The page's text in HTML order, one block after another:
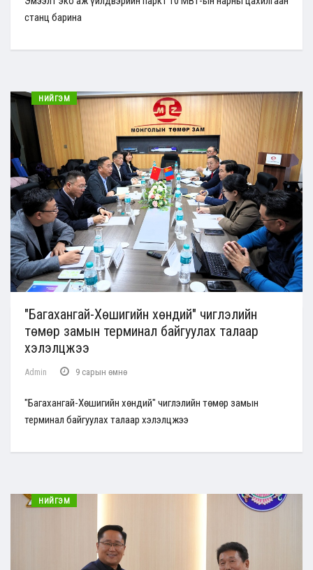
станц барина
НИЙГЭМ
"Багахангай-Хөшигийн хөндий" чиглэлийн
төмөр замын терминал байгуулах талаар
хэлэлцжээ
Admin 9 сарын өмнө
"Багахангай-Хөшигийн хөндий" чиглэлийн төмөр замын
терминал байгуулах талаар хэлэлцжээ
НИЙГЭМ